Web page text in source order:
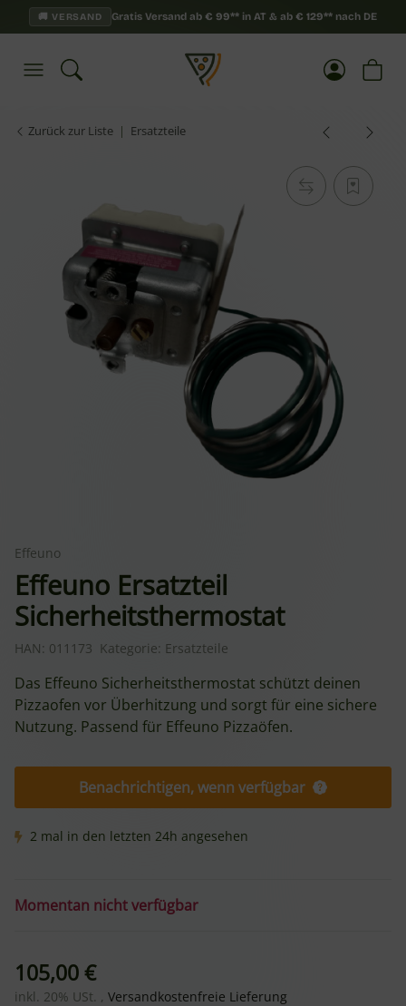
🚚 VERSAND Gratis Versand ab € 99** in AT & ab € 129** nach DE
Zurück zur Liste Ersatzteile
Effeuno
Effeuno Ersatzteil
Sicherheitsthermostat
HAN: 011173 Kategorie: Ersatzteile
Das Effeuno Sicherheitsthermostat schützt deinen
Pizzaofen vor Überhitzung und sorgt für eine sichere
Nutzung. Passend für Effeuno Pizzaöfen.
Benachrichtigen, wenn verfügbar
2 mal in den letzten 24h angesehen
Momentan nicht verfügbar
105,00 €
inkl. 20% USt. , Versandkostenfreie Lieferung